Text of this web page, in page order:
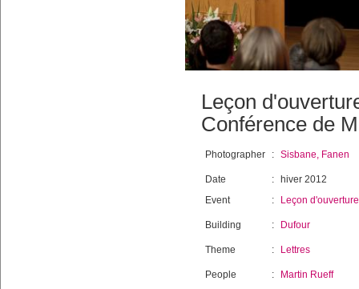
Leçon
Conférence de
Photographer : Sisbane, Fanen
Date :
hiver 2012
Event
: Leçon d'ouverture
Building : Dufour
Theme : Lettres
People :
Martin Rueff